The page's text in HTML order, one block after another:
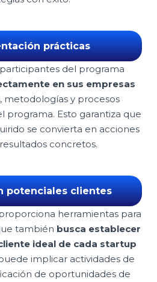
prácticas
del programa
en sus empresas
metodologías y procesos
programa. Esto garantiza que
se convierta en acciones
concretos.
potenciales clientes
herramientas para
también busca establecer
ideal de cada startup
implicar actividades de
de oportunidades de